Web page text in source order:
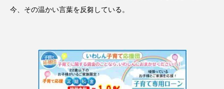
今、その温かい言葉を反芻している。